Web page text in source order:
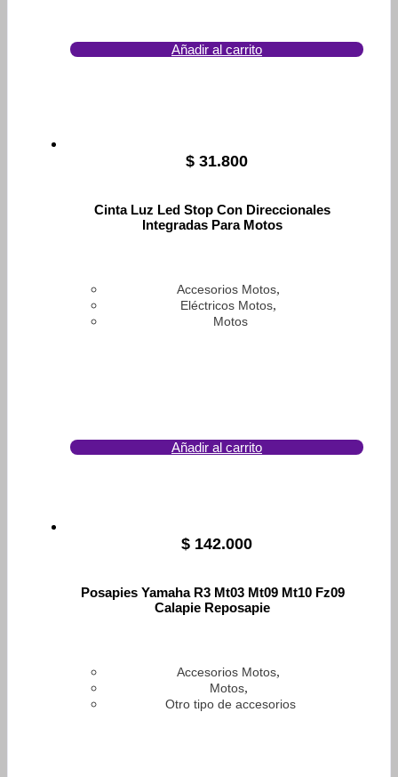
Añadir al carrito
$ 31.800
Cinta Luz Led Stop Con Direccionales
Integradas Para Motos
Accesorios Motos,
Eléctricos Motos,
Motos
Añadir al carrito
$ 142.000
Posapies Yamaha R3 Mt03 Mt09 Mt10 Fz09
Calapie Reposapie
Accesorios Motos,
Motos,
Otro tipo de accesorios